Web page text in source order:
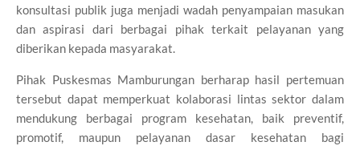
konsultasi publik juga menjadi wadah penyampaian masukan
dan aspirasi dari berbagai pihak terkait pelayanan yang
diberikan kepada masyarakat.
Pihak Puskesmas Mamburungan berharap hasil pertemuan
tersebut dapat memperkuat kolaborasi lintas sektor dalam
mendukung berbagai program kesehatan, baik preventif,
promotif, maupun pelayanan dasar kesehatan bagi